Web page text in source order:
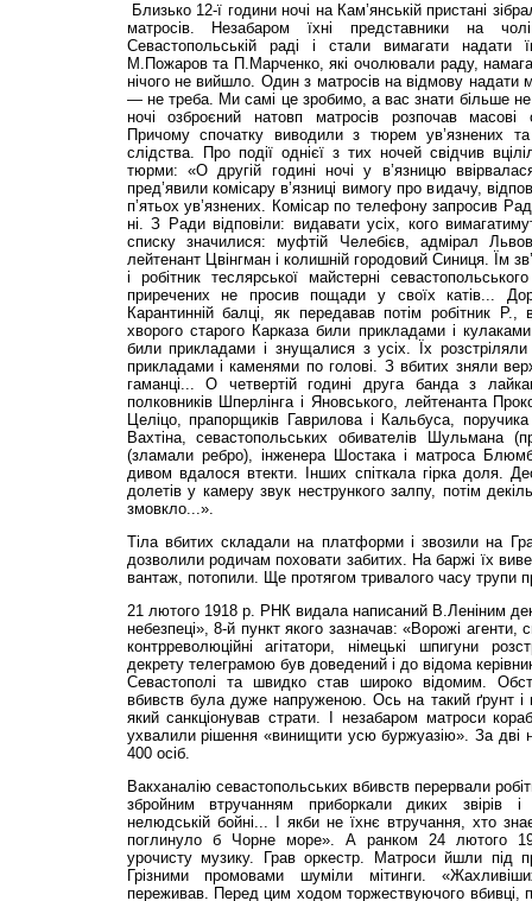
Близько 12-ї години ночі на Кам’янській пристані
матросів. Незабаром їхні представники на
Севастопольській раді і стали вимагати надати
М.Пожаров та П.Марченко, які очолювали раду,
нічого не вийшло. Один з матросів на відмову надати
— не треба. Ми самі це зробимо, а вас знати більше
ночі озброєний натовп матросів розпочав масові
Причому спочатку виводили з тюрем ув’язнених
слідства. Про події однієї з тих ночей свідчив
тюрми: «О другій годині ночі у в’язницю
пред’явили комісару в’язниці вимогу про видачу,
п’ятьох ув’язнених. Комісар по телефону запросив
ні. З Ради відповіли: видавати усіх, кого
списку значилися: муфтій Челебієв, адмірал
лейтенант Цвінгман і колишній городовий Синиця. Їм
і робітник теслярської майстерні
приречених не просив пощади у своїх катів...
Карантинній балці, як передавав потім робітник Р.,
хворого старого Карказа били прикладами і
били прикладами і знущалися з усіх. Їх
прикладами і каменями по голові. З вбитих зняли
гаманці... О четвертій годині друга банда з
полковників Шперлінга і Яновського, лейтенанта
Целіцо, прапорщиків Гаврилова і Кальбуса,
Вахтіна, севастопольських обивателів Шульмана
(зламали ребро), інженера Шостака і матроса
дивом вдалося втекти. Інших спіткала гірка доля.
долетів у камеру звук нестрункого залпу, потім
змовкло...».
Тіла вбитих складали на платформи і звозили на
дозволили родичам поховати забитих. На баржі їх
вантаж, потопили. Ще протягом тривалого часу трупи
21 лютого 1918 р. РНК видала написаний В.Ле­ніним
небезпеці», 8-й пункт якого зазначав: «Ворожі агенти,
контрреволюційні агітатори, німецькі шпигуни
декрету телеграмою був доведений і до відома
Севастополі та швидко став широко відомим.
вбивств була дуже напруженою. Ось на такий ґрунт і
який санкціонував страти. І незабаром матроси
ухвалили рішення «винищити усю буржуазію». За дві
400 осіб.
Вакханалію севастопольських вбивств перервали
збройним втручанням приборкали диких звірів і
нелюдській бойні... І якби не їхнє втручання, хто
поглинуло б Чорне море». А ранком 24 лютого
урочисту музику. Грав оркестр. Матроси йшли під
Грізними промовами шуміли мітинги.
переживав. Перед цим ходом торжествуючого вбивці,